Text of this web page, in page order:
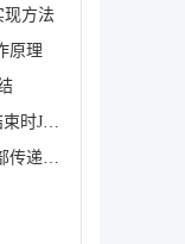
现方法
原理
执行java请求时导致在脚本执行结束时JVM无法退出
springcloud如何使用Feign后台内部传递MultipartFil